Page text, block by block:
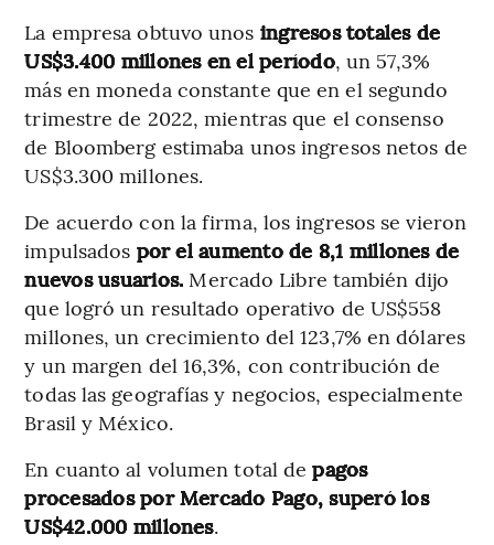
La empresa obtuvo unos ingresos totales de
US$3.400 millones en el período, un 57,3%
más en moneda constante que en el segundo
trimestre de 2022, mientras que el consenso
de Bloomberg estimaba unos ingresos netos de
US$3.300 millones.
De acuerdo con la firma, los ingresos se vieron
impulsados por el aumento de 8,1 millones de
nuevos usuarios. Mercado Libre también dijo
que logró un resultado operativo de US$558
millones, un crecimiento del 123,7% en dólares
y un margen del 16,3%, con contribución de
todas las geografías y negocios, especialmente
Brasil y México.
En cuanto al volumen total depagos
procesados por Mercado Pago, superó los
US$42.000 millones.